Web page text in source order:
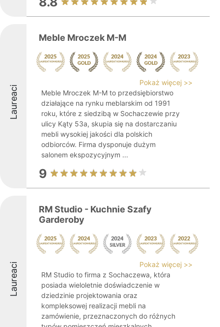
Laureaci
Meble Mroczek M-M
Pokaż więcej >>
Meble Mroczek M-M to przedsiębiorstwo
działające na rynku meblarskim od 1991
roku, które z siedzibą w Sochaczewie przy
ulicy Kąty 53a, skupia się na dostarczaniu
mebli wysokiej jakości dla polskich
odbiorców. Firma dysponuje dużym
salonem ekspozycyjnym ...
9
Laureaci
RM Studio - Kuchnie Szafy
Garderoby
Pokaż więcej >>
RM Studio to firma z Sochaczewa, która
posiada wieloletnie doświadczenie w
dziedzinie projektowania oraz
kompleksowej realizacji mebli na
zamówienie, przeznaczonych do różnych